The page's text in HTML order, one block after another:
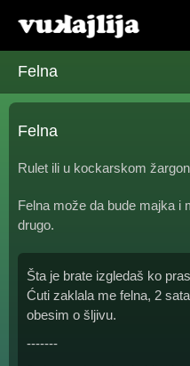
Felna
Felna
Rulet ili u kockarskom
Felna može da bude majka i
drugo.
Šta je brate izgledaš ko
Ćuti zaklala me felna, 2
obesim o šljivu.
-------